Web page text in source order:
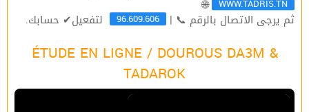
WWW.TADRIS.TN
🌐
ثم يرجى الاتصال بالرقم 📞 | 96.609.606 لتفعيل✔ حسابك.
ÉTUDE EN LIGNE / DOUROUS DA3M &
TADAROK